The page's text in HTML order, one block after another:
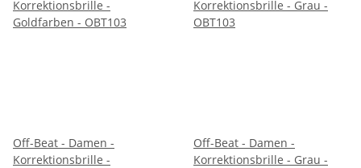
Off-Beat - Damen -
Korrektionsbrille -
Off-Beat - Damen -
Korrektionsbrille - Grau -